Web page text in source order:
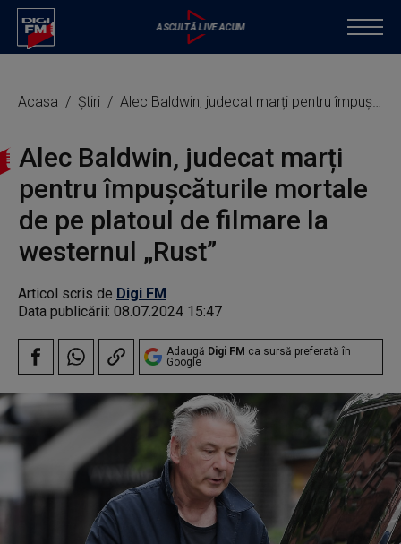
Acasa Știri Alec Baldwin, judecat marți pentru împuşcăturile mortale de pe platoul de filmare la westernul „Rust”
Alec Baldwin, judecat marți
pentru împuşcăturile mortale
de pe platoul de filmare la
westernul „Rust”
Articol scris de Digi FM
Data publicării: 08.07.2024 15:47
Adaugă Digi FM ca sursă preferată în
Google